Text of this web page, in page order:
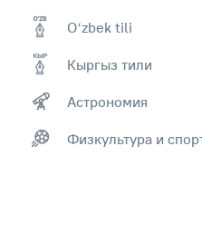
Оʻzbek tili
Кыргыз тили
Астрономия
Физкультура и